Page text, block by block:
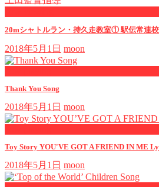
20mシャトルラン・持久走教室① 駅伝常連
2018年5月1日 moon
Thank You Song
2018年5月1日 moon
Toy Story YOU'VE GOT A FRIEND IN ME
2018年5月1日 moon